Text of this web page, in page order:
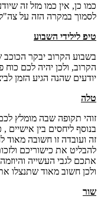
כמו כן, אין כמו מזל זה
לסמוך במקרה הזה על
טיפ לילידי השבוע
בשבוע הקרוב יבקר
הקרוב, ולכן יהיה לכם
יודעים שהנה הגיע הזמן
טלה
זוהי תקופה שבה מומלץ
בנוסף ליחסים בין
זה ועובדה זו חשובה
להבליט את כישוריכם
אתכם לגבי העשייה
ולכן חשוב מאוד שתנצלו
שור